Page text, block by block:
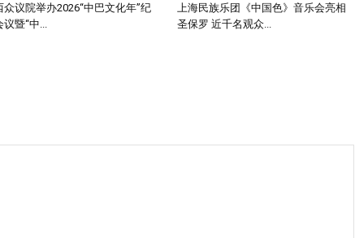
众议院举办2026“中巴文化年”纪
暨“中...
上海民族乐团《中国色》音乐会亮相
圣保罗 近千名观众...